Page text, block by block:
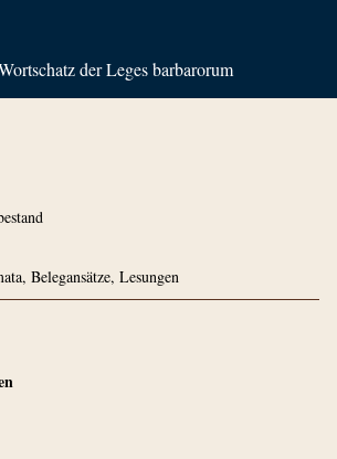
der Leges barbarorum
Belegansätze, Lesungen